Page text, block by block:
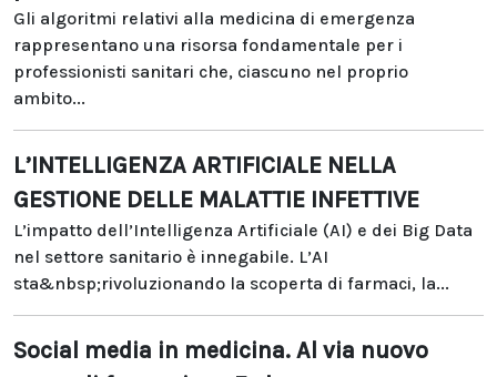
Gli algoritmi relativi alla medicina di emergenza
rappresentano una risorsa fondamentale per i
professionisti sanitari che, ciascuno nel proprio
ambito...
L’INTELLIGENZA ARTIFICIALE NELLA
GESTIONE DELLE MALATTIE INFETTIVE
L’impatto dell’Intelligenza Artificiale (AI) e dei Big Data
nel settore sanitario è innegabile. L’AI
sta&nbsp;rivoluzionando la scoperta di farmaci, la...
Social media in medicina. Al via nuovo